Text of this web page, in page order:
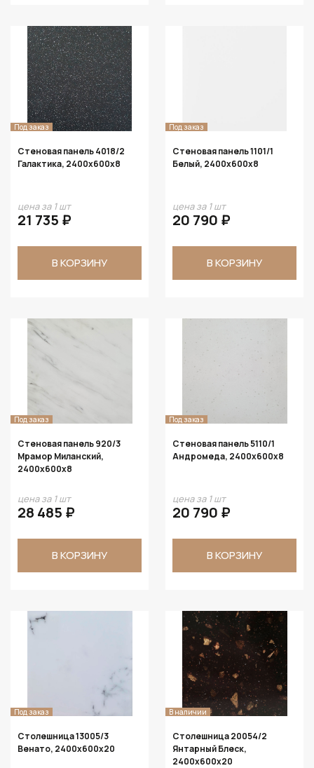
Под заказ
Стеновая панель 4018/2
Галактика, 2400х600х8
цена за 1 шт
21 735 ₽
В КОРЗИНУ
Под заказ
Стеновая панель 1101/1
Белый, 2400х600х8
цена за 1 шт
20 790 ₽
В КОРЗИНУ
Под заказ
Стеновая панель 920/3
Мрамор Миланский,
2400х600х8
цена за 1 шт
28 485 ₽
В КОРЗИНУ
Под заказ
Стеновая панель 5110/1
Андромеда, 2400х600х8
цена за 1 шт
20 790 ₽
В КОРЗИНУ
Под заказ
Столешница 13005/3
Венато, 2400х600х20
В наличии
Столешница 20054/2
Янтарный Блеск,
2400х600х20